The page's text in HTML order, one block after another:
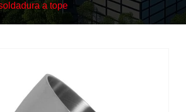
a tope